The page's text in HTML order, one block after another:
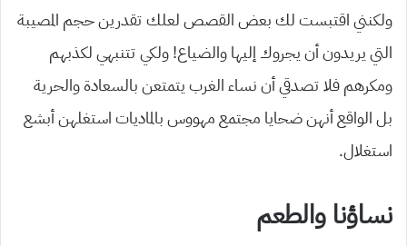
ولكنني اقتبست لك بعض القصص لعلك تقدرين حجم المصيبة
التي يريدون أن يجروك إليها والضياع! ولكي تتنبهي لكذبهم
ومكرهم فلا تصدقي أن نساء الغرب يتمتعن بالسعادة والحرية
بل الواقع أنهن ضحايا مجتمع مهووس بالماديات استغلهن أبشع
استغلال.
نساؤنا والطعم